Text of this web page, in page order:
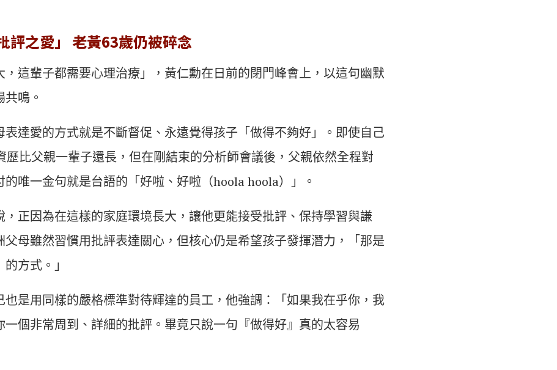
評之愛」 老黃63歲仍被碎念
，這輩子都需要心理治療」，黃仁勳在日前的閉門峰會上，以這句幽默
鳴。
表達愛的方式就是不斷督促、永遠覺得孩子「做得不夠好」。即使自己
歷比父親一輩子還長，但在剛結束的分析師會議後，父親依然全程對
唯一金句就是台語的「好啦、好啦（hoola hoola）」。
，正因為在這樣的家庭環境長大，讓他更能接受批評、保持學習與謙
父母雖然習慣用批評表達關心，但核心仍是希望孩子發揮潛力，「那是
方式。」
也是用同樣的嚴格標準對待輝達的員工，他強調：「如果我在乎你，我
一個非常周到、詳細的批評。畢竟只說一句『做得好』真的太容易